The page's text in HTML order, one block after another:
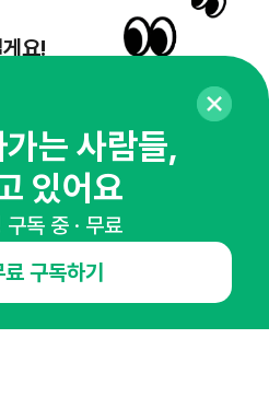
요!
는 사람들,
있어요
독 중 · 무료
구독하기